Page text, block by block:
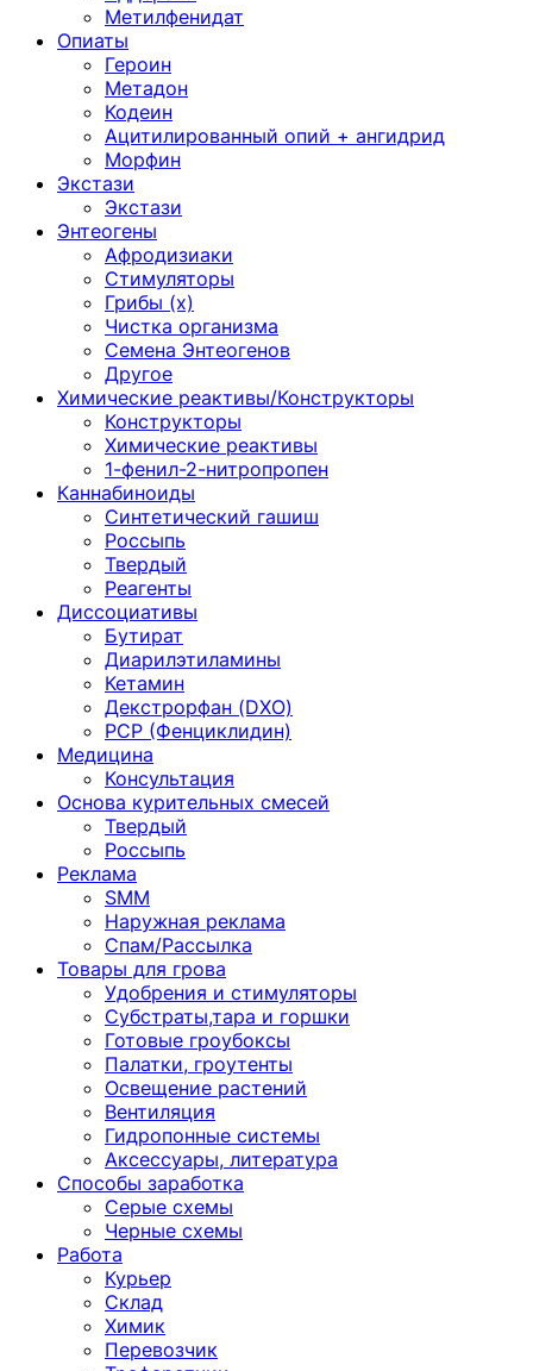
Метилфенидат
Опиаты
Героин
Метадон
Кодеин
Ацитилированный опий + ангидрид
Морфин
Экстази
Экстази
Энтеогены
Афродизиаки
Стимуляторы
Грибы (х)
Чистка организма
Семена Энтеогенов
Другое
Химические реактивы/Конструкторы
Конструкторы
Химические реактивы
1-фенил-2-нитропропен
Каннабиноиды
Синтетический гашиш
Россыпь
Твердый
Реагенты
Диссоциативы
Бутират
Диарилэтиламины
Кетамин
Декстрорфан (DXO)
PCP (Фенциклидин)
Медицина
Консультация
Основа курительных смесей
Твердый
Россыпь
Реклама
SMM
Наружная реклама
Спам/Рассылка
Товары для грова
Удобрения и стимуляторы
Субстраты,тара и горшки
Готовые гроубоксы
Палатки, гроутенты
Освещение растений
Вентиляция
Гидропонные системы
Аксессуары, литература
Способы заработка
Серые схемы
Черные схемы
Работа
Курьер
Склад
Химик
Перевозчик